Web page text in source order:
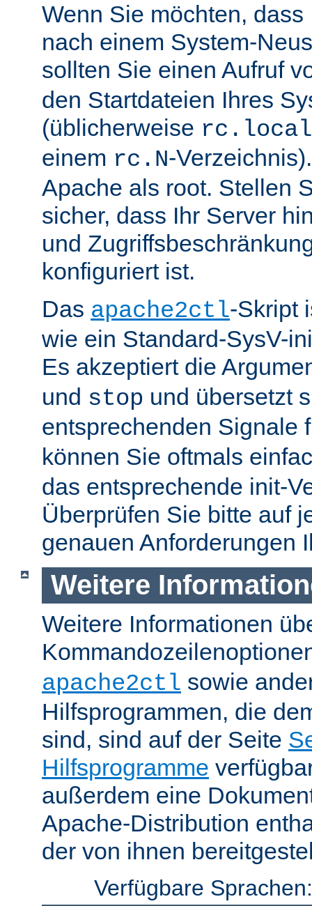
Wenn Sie möchten,
nach einem System-
sollten Sie einen Aufruf
den Startdateien Ihres
(üblicherweise rc.local
einem rc.N-
Apache als root. Stellen
sicher, dass Ihr Server
und
konfiguriert ist.
Das apache2ctl-Skript
wie ein Standard-SysV-
Es akzeptiert die
und stop und übersetzt
entsprechenden Signale
können Sie oftmals
das entsprechende init-
Überprüfen Sie bitte auf
genauen Anforderungen
Weitere
Weitere Informationen
apache2ctl sowie
Hilfsprogrammen, die
sind, sind auf der Seite
Hilfsprogramme
außerdem eine
Apache-Distribution
der von ihnen
Verfügbare